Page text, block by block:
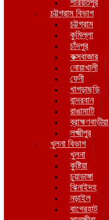
শরিয়তপুর
চট্টগ্রাম বিভাগ
চট্টগ্রাম
কুমিল্লা
চাঁদপুর
কক্সবাজার
নোয়াখালী
ফেনী
খাগড়াছড়ি
বান্দরবান
রাঙামাটি
ব্রাহ্মণবাড়ীয়া
লক্ষ্মীপুর
খুলনা বিভাগ
খুলনা
কুষ্টিয়া
চুয়াডাঙ্গা
ঝিনাইদহ
নড়াইল
বাগেরহাট